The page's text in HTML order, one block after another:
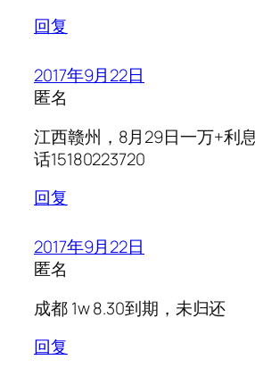
回复
2017年9月22日
匿名
江西赣州，8月29日一万+利
话15180223720
回复
2017年9月22日
匿名
成都 1w 8.30到期，未归还
回复